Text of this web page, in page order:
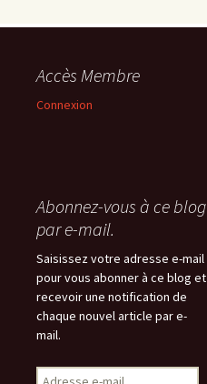
Accès Membre
Connexion
Abonnez-vous à ce blog
par e-mail.
Saisissez votre adresse e-mail
pour vous abonner à ce blog et
recevoir une notification de
chaque nouvel article par e-
mail.
Adresse